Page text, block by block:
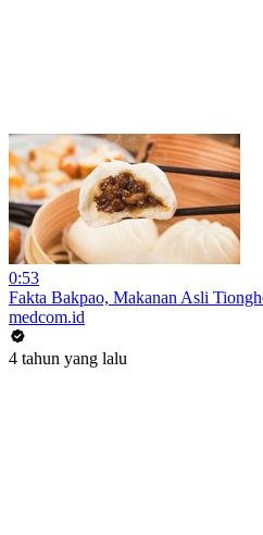
0:53
Fakta Bakpao, Makanan Asli
medcom.id
4 tahun yang lalu